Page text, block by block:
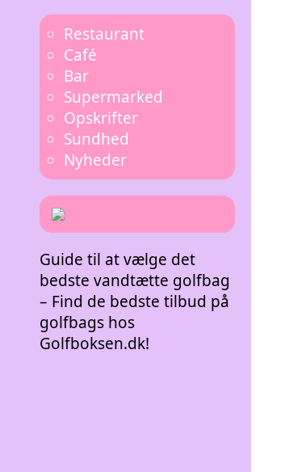
Restaurant
Café
Bar
Supermarked
Opskrifter
Sundhed
Nyheder
Guide til at vælge det
bedste vandtætte golfbag
– Find de bedste tilbud på
golfbags hos
Golfboksen.dk!